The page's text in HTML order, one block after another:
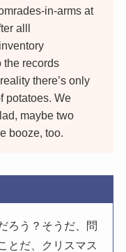
in-arms at
alll
the records
there’s only
potatoes. We
maybe two
booze, too.
ろう？そうだ、問
とだ、クリスマス